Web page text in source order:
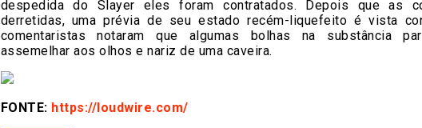
despedida do Slayer eles foram contratados. Depois que as
derretidas, uma prévia de seu estado recém-liquefeito é vista
comentaristas notaram que algumas bolhas na substância
assemelhar aos olhos e nariz de uma caveira.
FONTE: https://loudwire.com/